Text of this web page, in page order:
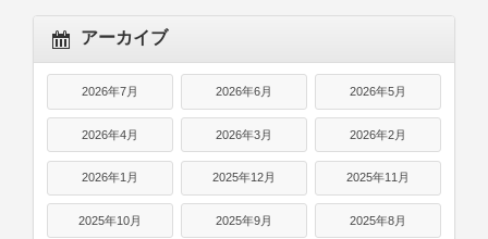
アーカイブ
2026年7月 2026年6月 2026年5月
2026年4月 2026年3月 2026年2月
2026年1月 2025年12月 2025年11月
2025年10月 2025年9月 2025年8月